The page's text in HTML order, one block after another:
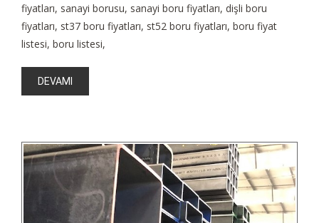
fiyatları, sanayi borusu, sanayi boru fiyatları, dişli boru
fiyatları, st37 boru fiyatları, st52 boru fiyatları, boru fiyat
listesi, boru listesi,
DEVAMI